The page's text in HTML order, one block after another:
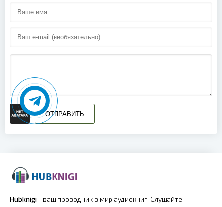
ОТПРАВИТЬ
Hubknigi - ваш проводник в мир аудиокниг. Слушайте